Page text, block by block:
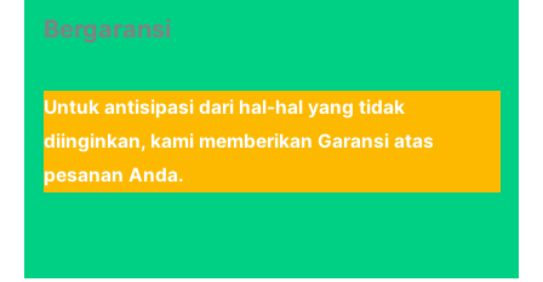
Bergaransi
Untuk antisipasi dari hal-hal yang tidak
diinginkan, kami memberikan Garansi atas
pesanan Anda.